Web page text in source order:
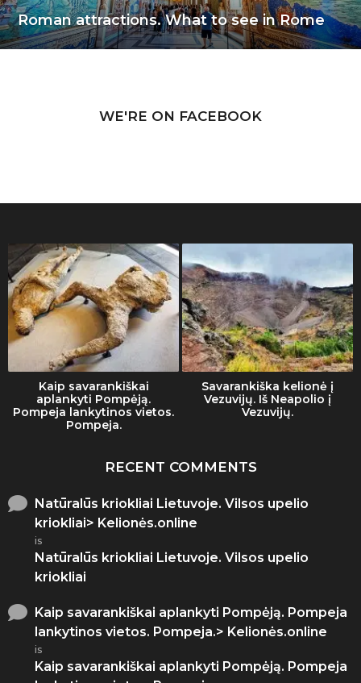
Roman attractions. What to see in Rome
WE'RE ON FACEBOOK
Kaip savarankiškai
aplankyti Pompėją.
Pompeja lankytinos vietos.
Pompeja.
Savarankiška kelionė į
Vezuvijų. Iš Neapolio į
Vezuvijų.
RECENT COMMENTS
Natūralūs kriokliai Lietuvoje. Vilsos upelio
kriokliai> Kelionės.online
is
Natūralūs kriokliai Lietuvoje. Vilsos upelio
kriokliai
Kaip savarankiškai aplankyti Pompėją. Pompeja
lankytinos vietos. Pompeja.> Kelionės.online
is
Kaip savarankiškai aplankyti Pompėją. Pompeja